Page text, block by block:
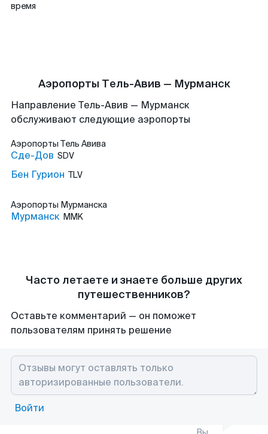
время
Аэропорты Тель-Авив — Мурманск
Направление Тель-Авив — Мурманск
обслуживают следующие аэропорты
Аэропорты Тель Авива
Сде-Дов SDV
Бен Гурион TLV
Аэропорты Мурманска
Мурманск MMK
Часто летаете и знаете больше других
путешественников?
Оставьте комментарий — он поможет
пользователям принять решение
Войти